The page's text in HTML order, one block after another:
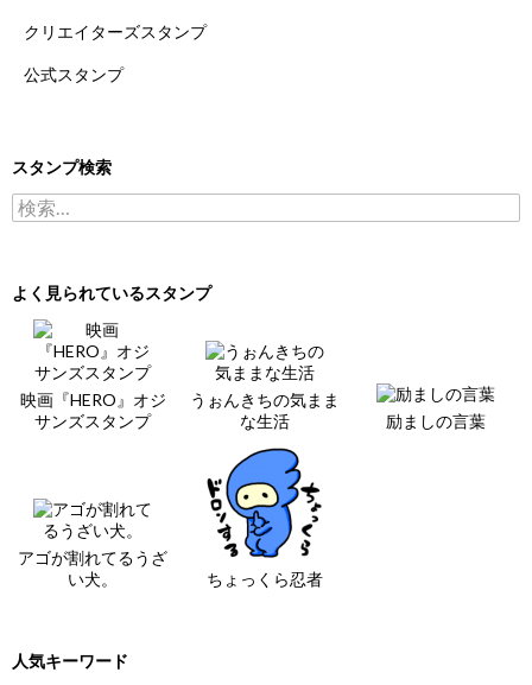
クリエイターズスタンプ
公式スタンプ
スタンプ検索
検索:
よく見られているスタンプ
映画『HERO』オジ
サンズスタンプ
うぉんきちの気まま
な生活
励ましの言葉
アゴが割れてるうざ
い犬。
ちょっくら忍者
人気キーワード